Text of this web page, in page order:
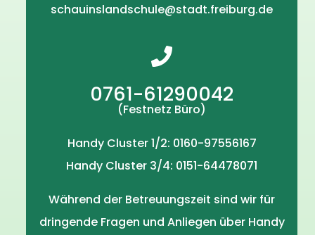
schauinslandschule@stadt.freiburg.de
0761-61290042
(Festnetz Büro)
Handy Cluster 1/2: 0160-97556167
Handy Cluster 3/4: 0151-64478071
Während der Betreuungszeit sind wir für
dringende Fragen und Anliegen über Handy